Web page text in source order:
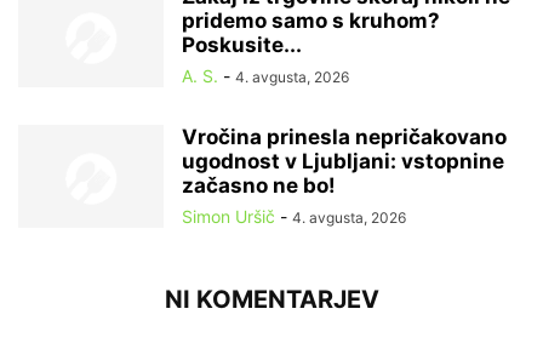
pridemo samo s kruhom?
Poskusite...
A. S. - 4. avgusta, 2026
Vročina prinesla nepričakovano
ugodnost v Ljubljani: vstopnine
začasno ne bo!
Simon Uršič - 4. avgusta, 2026
NI KOMENTARJEV